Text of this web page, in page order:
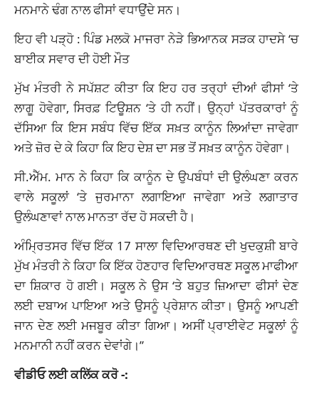
ਮਨਮਾਨੇ ਢੰਗ ਨਾਲ ਫੀਸਾਂ ਵਧਾਉਂਦੇ ਸਨ।
ਇਹ ਵੀ ਪੜ੍ਹੋ :ਪਿੰਡ ਮਲਕੋ ਮਾਜਰਾ ਨੇੜੇ ਭਿਆਨਕ ਸੜਕ ਹਾਦਸੇ ‘ਚ
ਬਾਈਕ ਸਵਾਰ ਦੀ ਹੋਈ ਮੌਤ
ਮੁੱਖ ਮੰਤਰੀ ਨੇ ਸਪੱਸ਼ਟ ਕੀਤਾ ਕਿ ਇਹ ਹਰ ਤਰ੍ਹਾਂ ਦੀਆਂ ਫੀਸਾਂ ‘ਤੇ
ਲਾਗੂ ਹੋਵੇਗਾ, ਸਿਰਫ਼ ਟਿਊਸ਼ਨ ‘ਤੇ ਹੀ ਨਹੀਂ। ਉਨ੍ਹਾਂ ਪੱਤਰਕਾਰਾਂ ਨੂੰ
ਦੱਸਿਆ ਕਿ ਇਸ ਸਬੰਧ ਵਿੱਚ ਇੱਕ ਸਖ਼ਤ ਕਾਨੂੰਨ ਲਿਆਂਦਾ ਜਾਵੇਗਾ
ਅਤੇ ਜ਼ੋਰ ਦੇ ਕੇ ਕਿਹਾ ਕਿ ਇਹ ਦੇਸ਼ ਦਾ ਸਭ ਤੋਂ ਸਖ਼ਤ ਕਾਨੂੰਨ ਹੋਵੇਗਾ।
ਸੀ.ਐੱਮ. ਮਾਨ ਨੇ ਕਿਹਾ ਕਿ ਕਾਨੂੰਨ ਦੇ ਉਪਬੰਧਾਂ ਦੀ ਉਲੰਘਣਾ ਕਰਨ
ਵਾਲੇ ਸਕੂਲਾਂ ‘ਤੇ ਜੁਰਮਾਨਾ ਲਗਾਇਆ ਜਾਵੇਗਾ ਅਤੇ ਲਗਾਤਾਰ
ਉਲੰਘਣਾਵਾਂ ਨਾਲ ਮਾਨਤਾ ਰੱਦ ਹੋ ਸਕਦੀ ਹੈ।
ਅੰਮ੍ਰਿਤਸਰ ਵਿੱਚ ਇੱਕ 17 ਸਾਲਾ ਵਿਦਿਆਰਥਣ ਦੀ ਖੁਦਕੁਸ਼ੀ ਬਾਰੇ
ਮੁੱਖ ਮੰਤਰੀ ਨੇ ਕਿਹਾ ਕਿ ਇੱਕ ਹੋਣਹਾਰ ਵਿਦਿਆਰਥਣ ਸਕੂਲ ਮਾਫੀਆ
ਦਾ ਸ਼ਿਕਾਰ ਹੋ ਗਈ। ਸਕੂਲ ਨੇ ਉਸ ‘ਤੇ ਬਹੁਤ ਜ਼ਿਆਦਾ ਫੀਸਾਂ ਦੇਣ
ਲਈ ਦਬਾਅ ਪਾਇਆ ਅਤੇ ਉਸਨੂੰ ਪ੍ਰੇਸ਼ਾਨ ਕੀਤਾ। ਉਸਨੂੰ ਆਪਣੀ
ਜਾਨ ਦੇਣ ਲਈ ਮਜਬੂਰ ਕੀਤਾ ਗਿਆ। ਅਸੀਂ ਪ੍ਰਾਈਵੇਟ ਸਕੂਲਾਂ ਨੂੰ
ਮਨਮਾਨੀ ਨਹੀਂ ਕਰਨ ਦੇਵਾਂਗੇ।”
ਵੀਡੀਓ ਲਈ ਕਲਿੱਕ ਕਰੋ -: